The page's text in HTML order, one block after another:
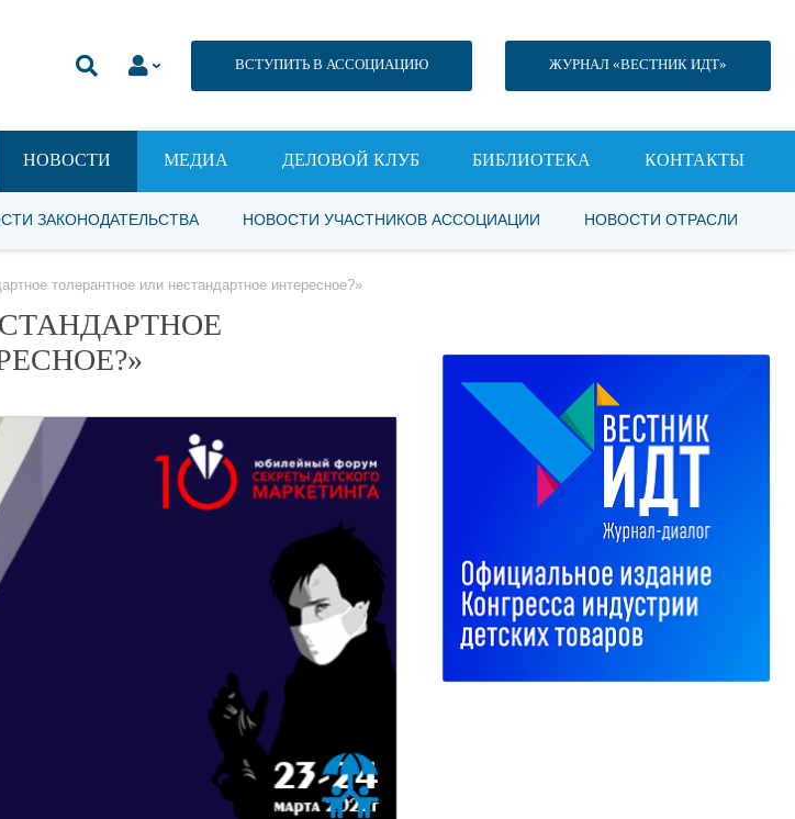
ВСТУПИТЬ В АССОЦИАЦИЮ ЖУРНАЛ «ВЕСТНИК ИДТ»
НОВОСТИ МЕДИА ДЕЛОВОЙ КЛУБ БИБЛИОТЕКА КОНТАКТЫ
ЗАКОНОДАТЕЛЬСТВА НОВОСТИ УЧАСТНИКОВ АССОЦИАЦИИ НОВОСТИ ОТРАСЛИ
толерантное или нестандартное интересное?»